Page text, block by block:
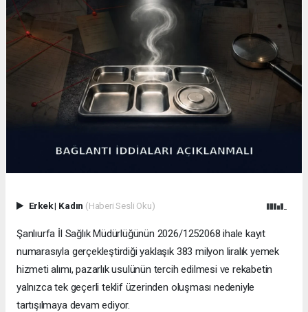
Erkek| Kadın (Haberi Sesli Oku)
Şanlıurfa İl Sağlık Müdürlüğünün 2026/1252068 ihale kayıt
numarasıyla gerçekleştirdiği yaklaşık 383 milyon liralık yemek
hizmeti alımı, pazarlık usulünün tercih edilmesi ve rekabetin
yalnızca tek geçerli teklif üzerinden oluşması nedeniyle
tartışılmaya devam ediyor.